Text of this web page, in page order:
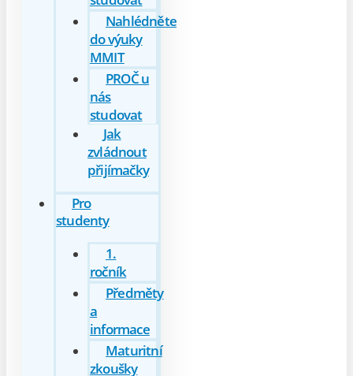
Nahlédněte
do výuky
MMIT
PROČ u
nás
studovat
Jak
zvládnout
přijímačky
Pro
studenty
1.
ročník
Předměty
a
informace
Maturitní
zkoušky